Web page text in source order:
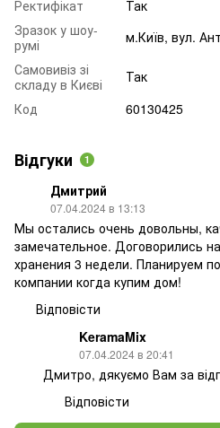
Ректифікат
Так
Зразок у шоу-
румі
м.Київ, вул.
Самовивіз зі
складу в Києві
Так
Код
60130425
Відгуки 1
Дмитрий
07.04.2024 в 13:13
Мы остались очень довольны,
замечательное. Договорились
хранения 3 недели. Планируем
компании когда купим дом!
Відповісти
KeramaMix
07.04.2024 в 20:41
Дмитро, дякуємо Вам за
Відповісти